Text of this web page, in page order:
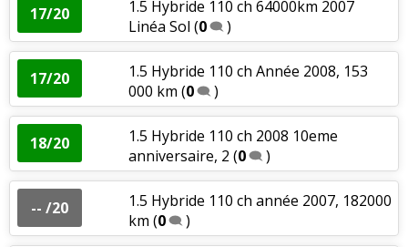
17/20
1.5 Hybride 110 ch 64000km 2007
Linéa Sol (0 )
17/20
1.5 Hybride 110 ch Année 2008, 153
000 km (0 )
18/20
1.5 Hybride 110 ch 2008 10eme
anniversaire, 2 (0 )
-- /20
1.5 Hybride 110 ch année 2007, 182000
km (0 )